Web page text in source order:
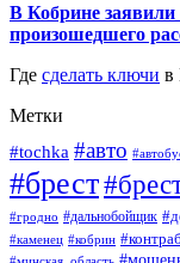
В Кобрине
произошедшего
Где сделать ключи в
Метки
#tochka #авто
#брест
#гродно #дальнобойщик
#каменец #кобрин